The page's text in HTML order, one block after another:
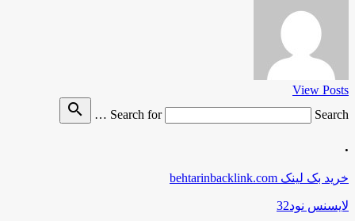
View Posts
Search for
Search …
search
.
خرید بک لینک behtarinbacklink.com
لایسنس نود32